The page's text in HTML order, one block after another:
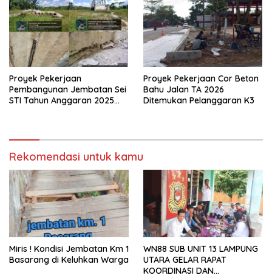
Proyek Pekerjaan
Pembangunan Jembatan Sei
STI Tahun Anggaran 2025
Proyek Pekerjaan Cor Beton
Bahu Jalan TA 2026
Ditemukan Pelanggaran K3
Rekomendasi untuk kamu
Miris ! Kondisi Jembatan Km 1
Basarang di Keluhkan Warga
WN88 SUB UNIT 13 LAMPUNG
UTARA GELAR RAPAT
KOORDINASI DAN